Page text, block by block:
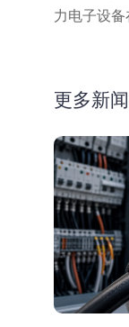
力电子设备
更多新